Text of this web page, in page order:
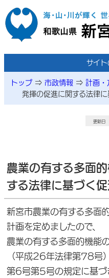
本文へ移動
サイ
トップ⇒ 市政情報⇒ 計画・
発揮の促進に関する法律
更新日
農業の有する多面
する法律に基づく
新宮市農業の有する多面
計画を定めましたので、
農業の有する多面的機能
（平成26年法律第78号）
第6号第5号の規定に基づ